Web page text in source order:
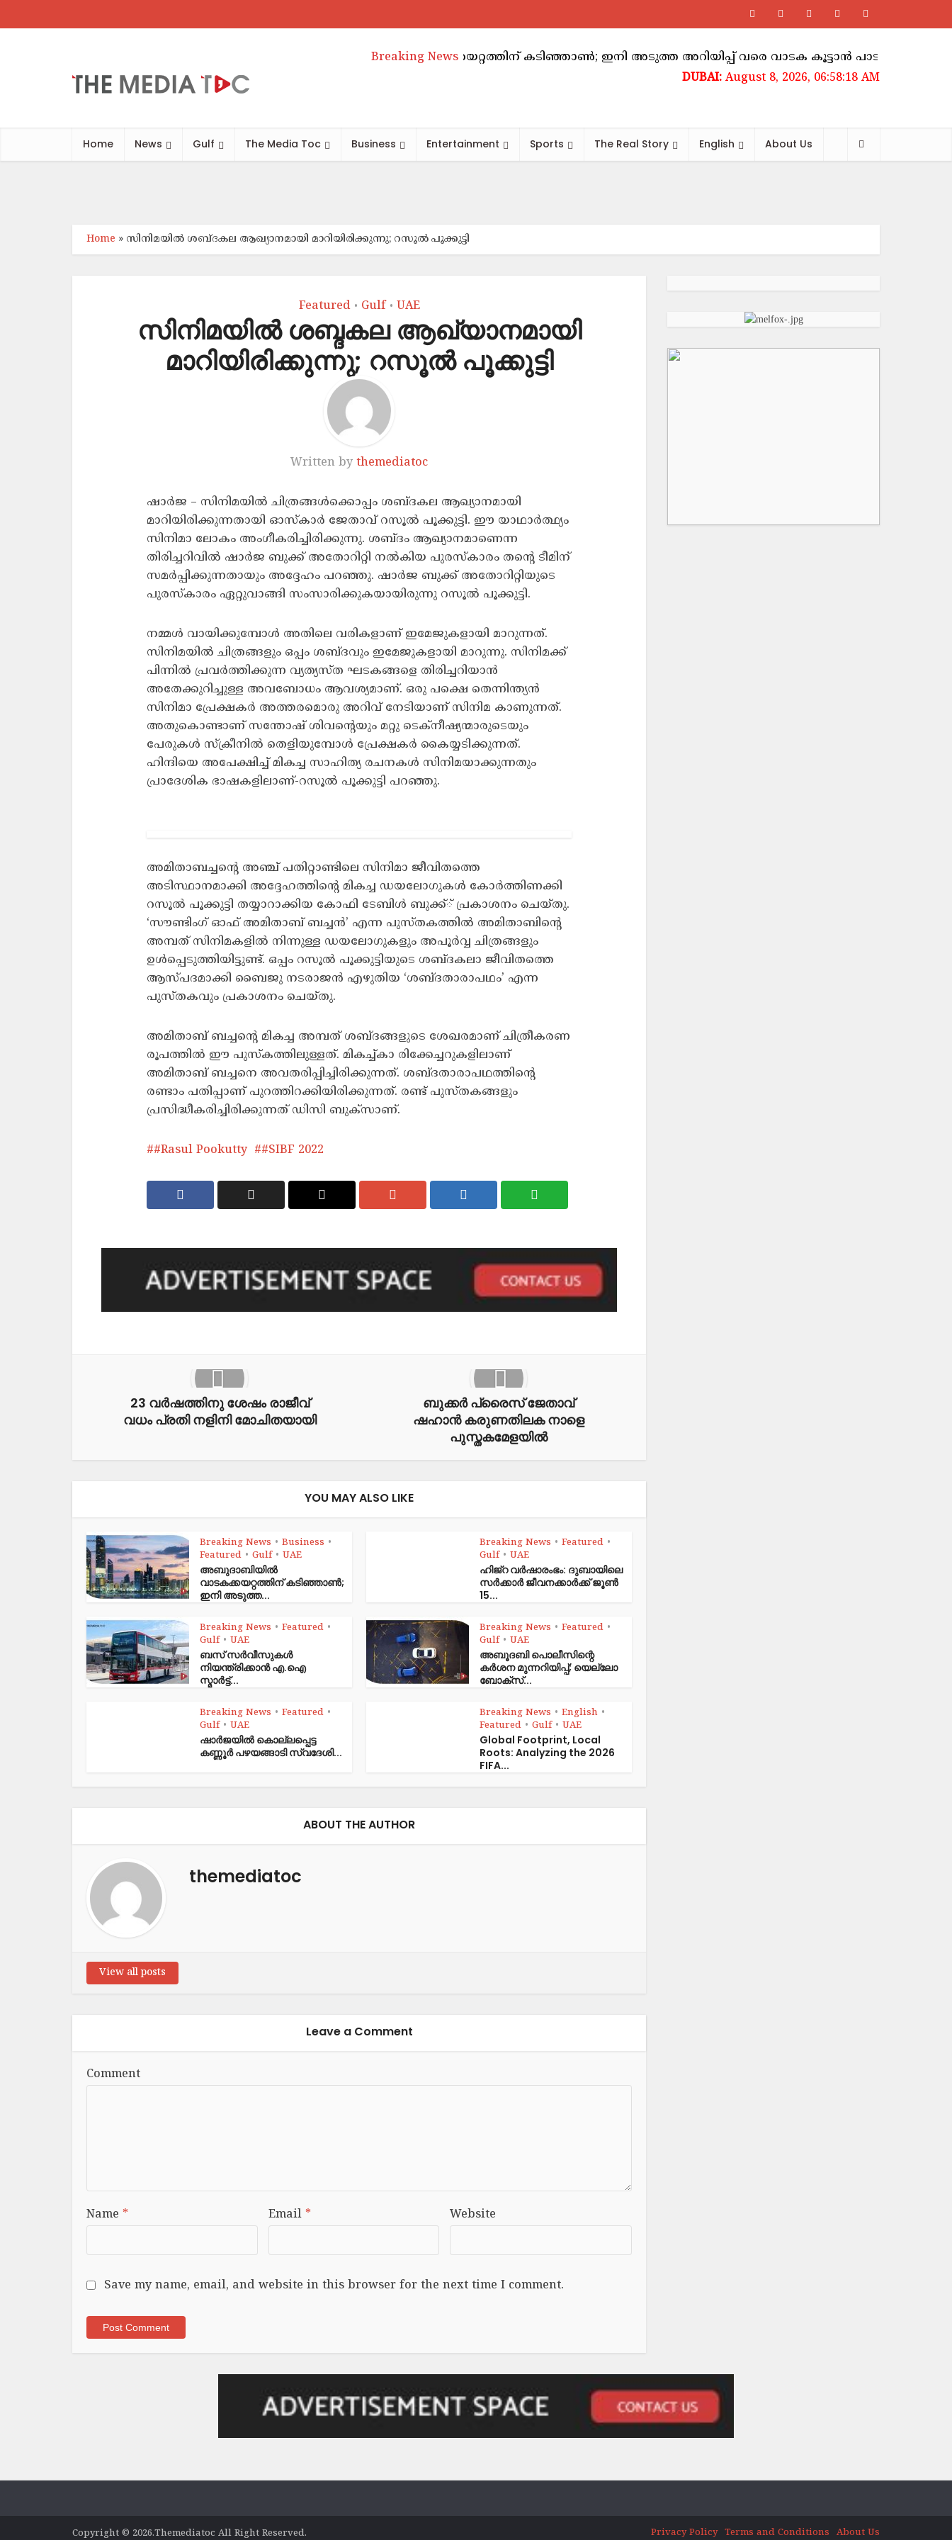
Breaking News
അബുദാബിയിൽ വാടകക്കയറ്റത്തിന് കടിഞ്ഞാൺ; ഇനി അടുത്ത അറിയിപ്പ് വരെ വാടക കൂട്ടാൻ പാടില്ലെന്ന് ഉത്തരവ്
August 8, 2026, 06:58:19 AM
Home News Gulf The Media Toc Business Entertainment Sports The Real Story English About Us
Home » സിനിമയില്‍ ശബ്ദകല ആഖ്യാനമായി മാറിയിരിക്കുന്നു; റസൂല്‍ പൂക്കുട്ടി
Featured • Gulf • UAE
സിനിമയില്‍ ശബ്ദകല ആഖ്യാനമായി
മാറിയിരിക്കുന്നു; റസൂല്‍ പൂക്കുട്ടി
Written by themediatoc
ഷാര്‍ജ – സിനിമയില്‍ ചിത്രങ്ങള്‍ക്കൊപ്പം ശബ്ദകല ആഖ്യാനമായി
മാറിയിരിക്കുന്നതായി ഓസ്‌കാര്‍ ജേതാവ് റസൂല്‍ പൂക്കുട്ടി. ഈ യാഥാര്‍ത്ഥ്യം
സിനിമാ ലോകം അംഗീകരിച്ചിരിക്കുന്നു. ശബ്ദം ആഖ്യാനമാണെന്ന
തിരിച്ചറിവില്‍ ഷാര്‍ജ ബുക്ക് അതോറിറ്റി നല്‍കിയ പുരസ്‌കാരം തന്റെ ടീമിന്
സമര്‍പ്പിക്കുന്നതായും അദ്ദേഹം പറഞ്ഞു. ഷാര്‍ജ ബുക്ക് അതോറിറ്റിയുടെ
പുരസ്‌കാരം ഏറ്റുവാങ്ങി സംസാരിക്കുകയായിരുന്നു റസൂല്‍ പൂക്കുട്ടി.
നമ്മള്‍ വായിക്കുമ്പോള്‍ അതിലെ വരികളാണ് ഇമേജുകളായി മാറുന്നത്.
സിനിമയില്‍ ചിത്രങ്ങളും ഒപ്പം ശബ്ദവും ഇമേജുകളായി മാറുന്നു. സിനിമക്ക്
പിന്നില്‍ പ്രവര്‍ത്തിക്കുന്ന വ്യത്യസ്ത ഘടകങ്ങളെ തിരിച്ചറിയാന്‍
അതേക്കുറിച്ചുള്ള അവബോധം ആവശ്യമാണ്. ഒരു പക്ഷെ തെന്നിന്ത്യന്‍
സിനിമാ പ്രേക്ഷകര്‍ അത്തരമൊരു അറിവ് നേടിയാണ് സിനിമ കാണുന്നത്.
അതുകൊണ്ടാണ് സന്തോഷ് ശിവന്റെയും മറ്റു ടെക്‌നീഷ്യന്മാരുടെയും
പേരുകള്‍ സ്‌ക്രീനില്‍ തെളിയുമ്പോള്‍ പ്രേക്ഷകര്‍ കൈയ്യടിക്കുന്നത്.
ഹിന്ദിയെ അപേക്ഷിച്ച് മികച്ച സാഹിത്യ രചനകള്‍ സിനിമയാക്കുന്നതും
പ്രാദേശിക ഭാഷകളിലാണ്-റസൂല്‍ പൂക്കുട്ടി പറഞ്ഞു.
അമിതാബച്ചന്റെ അഞ്ച് പതിറ്റാണ്ടിലെ സിനിമാ ജീവിതത്തെ
അടിസ്ഥാനമാക്കി അദ്ദേഹത്തിന്റെ മികച്ച ഡയലോഗുകള്‍ കോര്‍ത്തിണക്കി
റസൂല്‍ പൂക്കുട്ടി തയ്യാറാക്കിയ കോഫി ടേബിള്‍ ബുക്ക്് പ്രകാശനം ചെയ്തു.
‘സൗണ്ടിംഗ് ഓഫ് അമിതാബ് ബച്ചന്‍’ എന്ന പുസ്തകത്തില്‍ അമിതാബിന്റെ
അമ്പത് സിനിമകളില്‍ നിന്നുള്ള ഡയലോഗുകളും അപൂര്‍വ്വ ചിത്രങ്ങളും
ഉള്‍പ്പെടുത്തിയിട്ടുണ്ട്. ഒപ്പം റസൂല്‍ പൂക്കുട്ടിയുടെ ശബ്ദകലാ ജീവിതത്തെ
ആസ്പദമാക്കി ബൈജു നടരാജന്‍ എഴുതിയ ‘ശബ്ദതാരാപഥം’ എന്ന
പുസ്തകവും പ്രകാശനം ചെയ്തു.
അമിതാബ് ബച്ചന്റെ മികച്ച അമ്പത് ശബ്ദങ്ങളുടെ ശേഖരമാണ് ചിത്രീകരണ
രൂപത്തില്‍ ഈ പുസ്‌കത്തിലുള്ളത്. മികച്ച്കാ രിക്കേച്ചറുകളിലാണ്
അമിതാബ് ബച്ചനെ അവതരിപ്പിച്ചിരിക്കുന്നത്. ശബ്ദതാരാപഥത്തിന്റെ
രണ്ടാം പതിപ്പാണ് പുറത്തിറക്കിയിരിക്കുന്നത്. രണ്ട് പുസ്തകങ്ങളും
പ്രസിദ്ധീകരിച്ചിരിക്കുന്നത് ഡിസി ബുക്‌സാണ്.
#Rasul Pookutty #SIBF 2022
23 വർഷത്തിനു ശേഷം രാജീവ്
വധം പ്രതി നളിനി മോചിതയായി
ബുക്കര്‍ പ്രൈസ് ജേതാവ്
ഷഹാന്‍ കരുണതിലക നാളെ
പുസ്തകമേളയില്‍
YOU MAY ALSO LIKE
Breaking News • Business •
Featured • Gulf • UAE
അബുദാബിയിൽ
വാടകക്കയറ്റത്തിന് കടിഞ്ഞാൺ;
ഇനി അടുത്ത...
Breaking News • Featured •
Gulf • UAE
ഹിജ്‌റ വർഷാരംഭം: ദുബായിലെ
സർക്കാർ ജീവനക്കാർക്ക് ജൂൺ
15...
Breaking News • Featured •
Gulf • UAE
ബസ് സർവീസുകൾ
നിയന്ത്രിക്കാൻ എ.ഐ
സ്മാർട്ട്...
Breaking News • Featured •
Gulf • UAE
അബൂദബി പൊലീസിന്റെ
കർശന മുന്നറിയിപ്പ്; യെല്ലോ
ബോക്സ്...
Breaking News • Featured •
Gulf • UAE
ഷാര്‍ജയില്‍ കൊല്ലപ്പെട്ട
കണ്ണൂര്‍ പഴയങ്ങാടി സ്വദേശി...
Breaking News • English •
Featured • Gulf • UAE
Global Footprint, Local
Roots: Analyzing the 2026
FIFA...
ABOUT THE AUTHOR
themediatoc
View all posts
Leave a Comment
Comment
Name * Email * Website
Save my name, email, and website in this browser for the next time I comment.
Copyright © 2026.Themediatoc All Right Reserved. Privacy Policy Terms and Conditions About Us